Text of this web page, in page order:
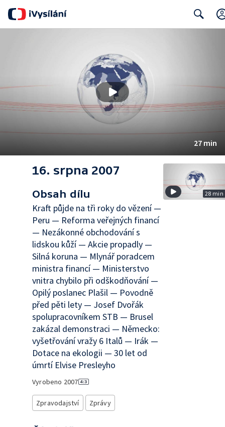
27 min
16. srpna 2007
Obsah dílu
Kraft půjde na tři roky do vězení —
Peru — Reforma veřejných financí
— Nezákonné obchodování s
lidskou kůží — Akcie propadly —
Silná koruna — Mlynář poradcem
ministra financí — Ministerstvo
vnitra chybilo při odškodňování —
Opilý poslanec Plašil — Povodně
před pěti lety — Josef Dvořák
spolupracovníkem STB — Brusel
zakázal demonstraci — Německo:
vyšetřování vražy 6 Italů — Irák —
Dotace na ekologii — 30 let od
úmrtí Elvise Presleyho
Vyrobeno 2007
Zpravodajství Zprávy
28 min